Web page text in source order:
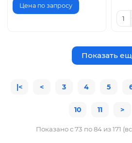
Цена по запросу
Показать
|< < 3 4 5
10 11 >
Показано с 73 по 84 из 171